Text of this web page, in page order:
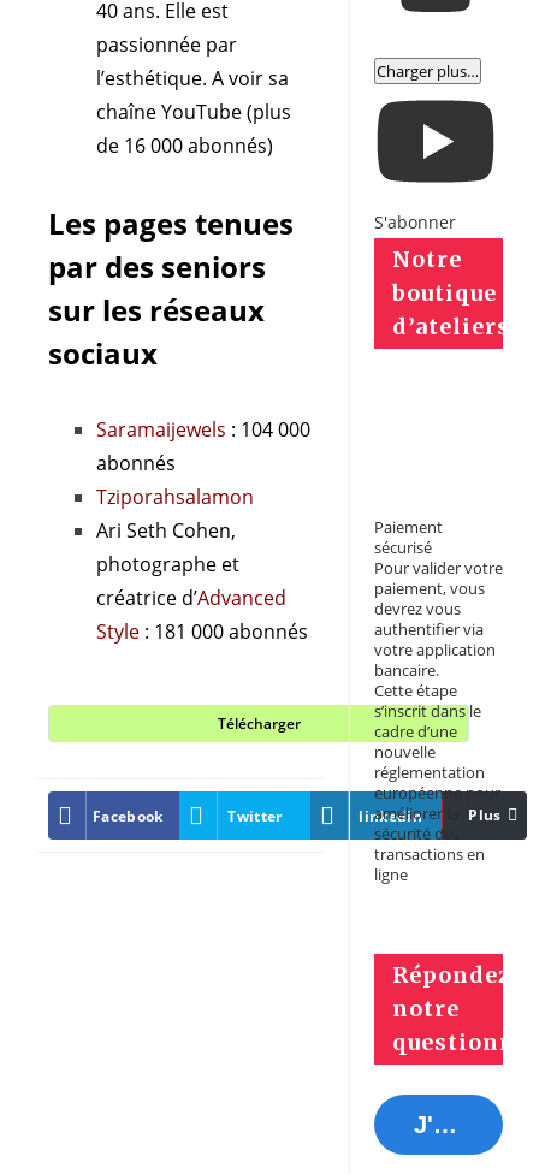
40 ans. Elle est
passionnée par
l’esthétique. A voir sa
chaîne YouTube(plus
de 16 000 abonnés)
Les pages tenues
par des seniors
sur les réseaux
sociaux
Saramaijewels : 104 000
abonnés
Tziporahsalamon
Ari Seth Cohen,
photographe et
créatrice d’Advanced
Style : 181 000 abonnés
Télécharger
Facebook Twitter linkedin Plus
Charger plus…
S'abonner
Notre
boutique
d’ateliers
Paiement
sécurisé
Pour valider votre
paiement, vous
devrez vous
authentifier via
votre application
bancaire.
Cette étape
s’inscrit dans le
cadre d’une
nouvelle
réglementation
européenne pour
améliorer la
sécurité des
transactions en
ligne
Répondez à
notre
J'y réponds tout de suite !